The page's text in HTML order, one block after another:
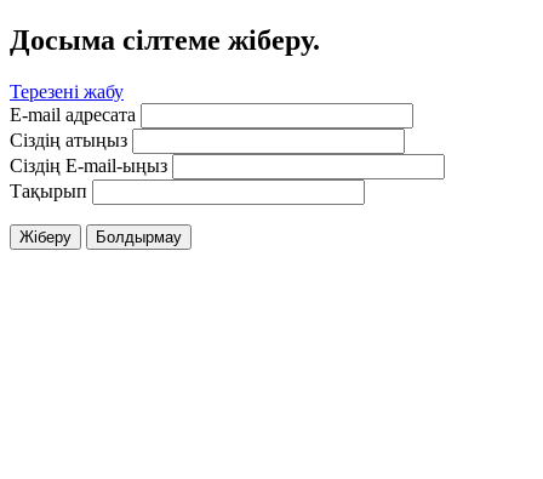
Досыма сілтеме жіберу.
Терезені жабу
E-mail адресата
Сіздің атыңыз
Сіздің E-mail-ыңыз
Тақырып
Жіберу Болдырмау